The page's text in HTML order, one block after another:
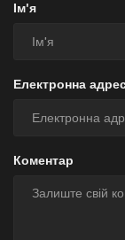
Ім'я
Електронна
Коментар